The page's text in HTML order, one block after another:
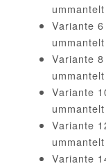
Variante
Variante
Variante
Variante
Variante